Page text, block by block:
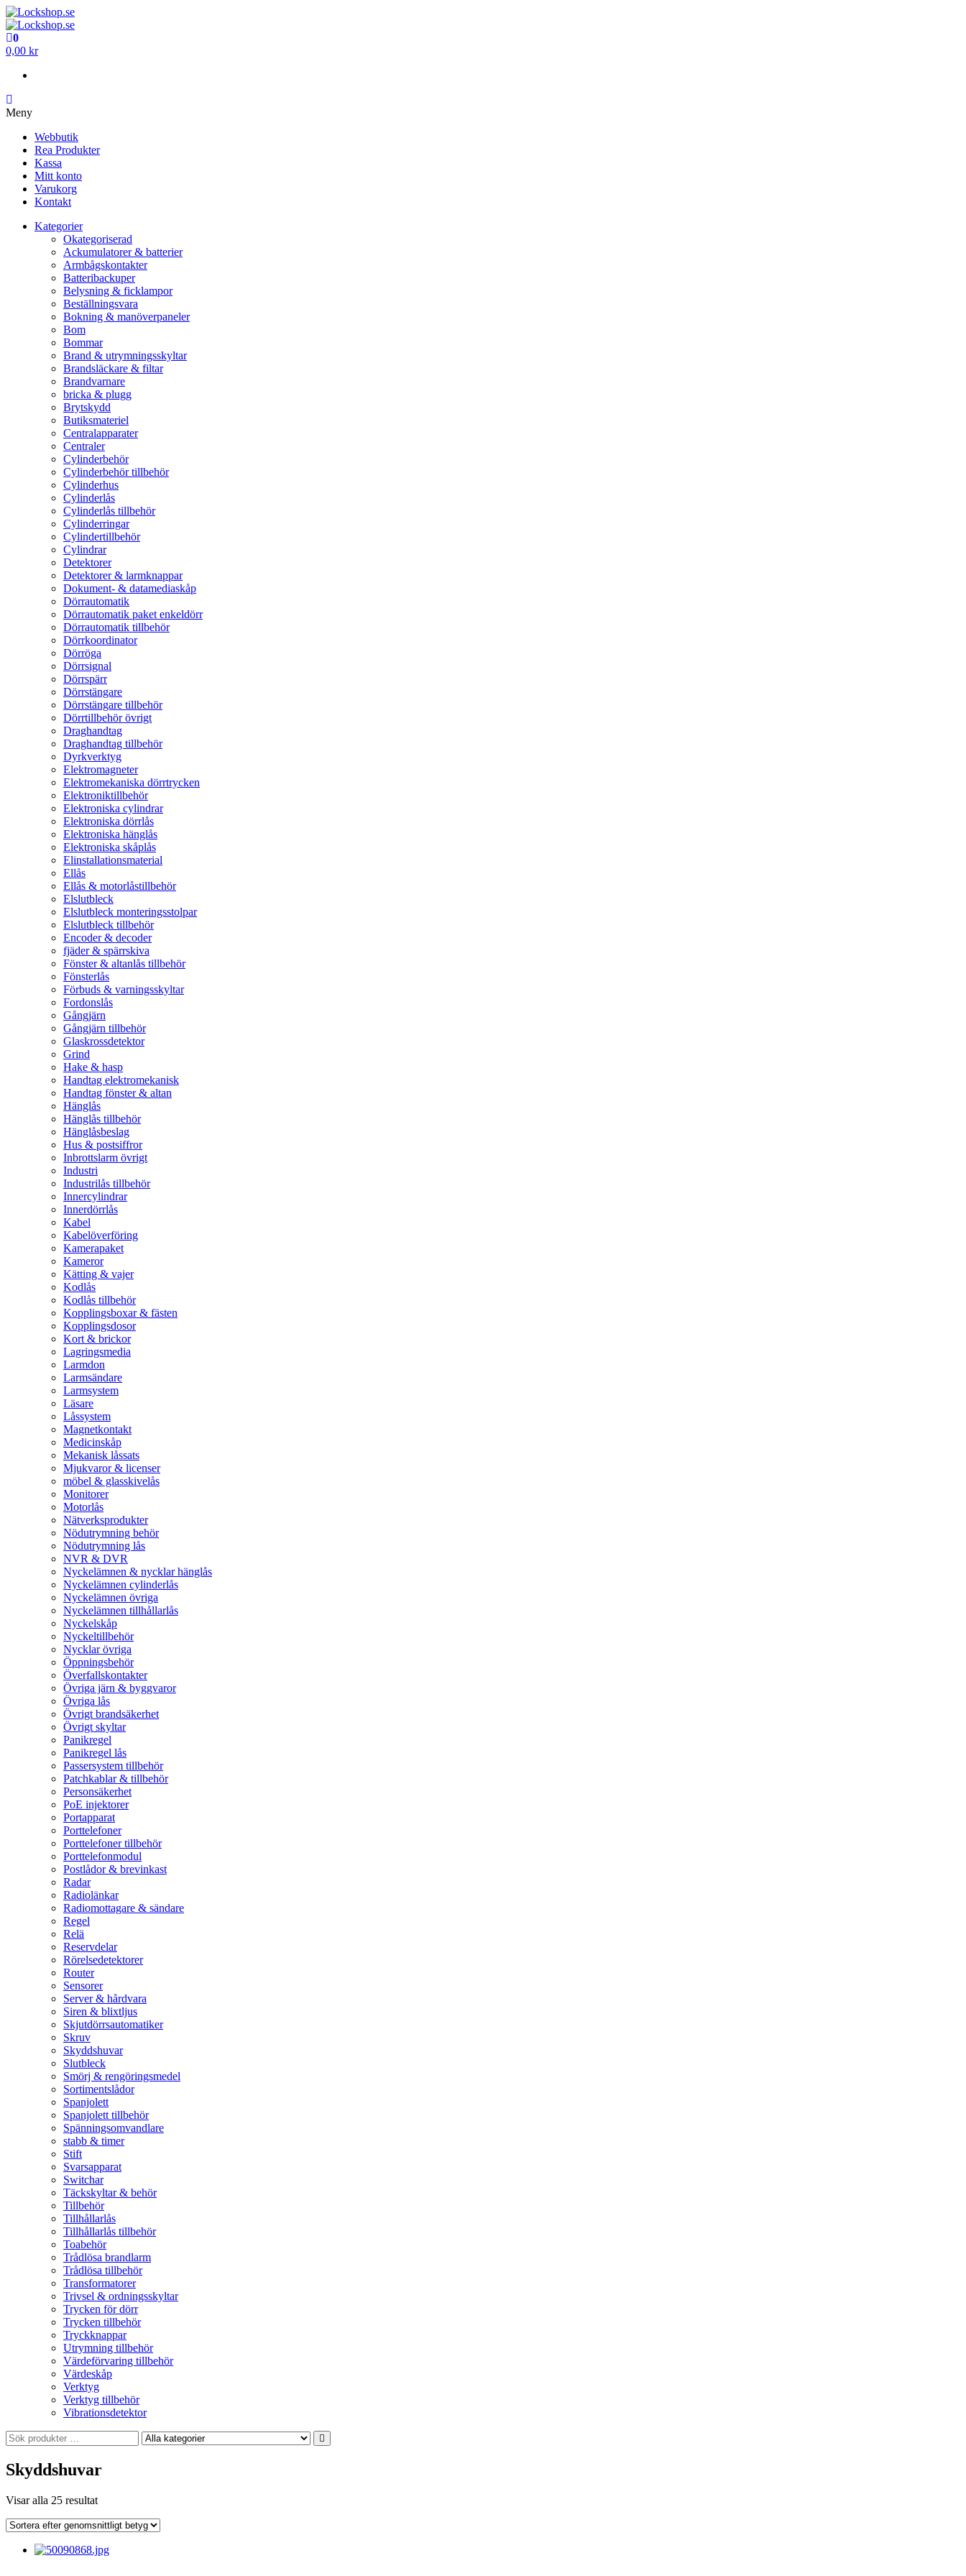
Hoppa
till
innehåll
Lockshop.se
Låsprodukter på nätet
Lockshop.se
Låsprodukter på nätet
0
0,00 kr
Meny
Webbutik
Rea Produkter
Kassa
Mitt konto
Varukorg
Kontakt
Kategorier
Okategoriserad
Ackumulatorer & batterier
Armbågskontakter
Batteribackuper
Belysning & ficklampor
Beställningsvara
Bokning & manöverpaneler
Bom
Bommar
Brand & utrymningsskyltar
Brandsläckare & filtar
Brandvarnare
bricka & plugg
Brytskydd
Butiksmateriel
Centralapparater
Centraler
Cylinderbehör
Cylinderbehör tillbehör
Cylinderhus
Cylinderlås
Cylinderlås tillbehör
Cylinderringar
Cylindertillbehör
Cylindrar
Detektorer
Detektorer & larmknappar
Dokument- & datamediaskåp
Dörrautomatik
Dörrautomatik paket enkeldörr
Dörrautomatik tillbehör
Dörrkoordinator
Dörröga
Dörrsignal
Dörrspärr
Dörrstängare
Dörrstängare tillbehör
Dörrtillbehör övrigt
Draghandtag
Draghandtag tillbehör
Dyrkverktyg
Elektromagneter
Elektromekaniska dörrtrycken
Elektroniktillbehör
Elektroniska cylindrar
Elektroniska dörrlås
Elektroniska hänglås
Elektroniska skåplås
Elinstallationsmaterial
Ellås
Ellås & motorlåstillbehör
Elslutbleck
Elslutbleck monteringsstolpar
Elslutbleck tillbehör
Encoder & decoder
fjäder & spärrskiva
Fönster & altanlås tillbehör
Fönsterlås
Förbuds & varningsskyltar
Fordonslås
Gångjärn
Gångjärn tillbehör
Glaskrossdetektor
Grind
Hake & hasp
Handtag elektromekanisk
Handtag fönster & altan
Hänglås
Hänglås tillbehör
Hänglåsbeslag
Hus & postsiffror
Inbrottslarm övrigt
Industri
Industrilås tillbehör
Innercylindrar
Innerdörrlås
Kabel
Kabelöverföring
Kamerapaket
Kameror
Kätting & vajer
Kodlås
Kodlås tillbehör
Kopplingsboxar & fästen
Kopplingsdosor
Kort & brickor
Lagringsmedia
Larmdon
Larmsändare
Larmsystem
Läsare
Låssystem
Magnetkontakt
Medicinskåp
Mekanisk låssats
Mjukvaror & licenser
möbel & glasskivelås
Monitorer
Motorlås
Nätverksprodukter
Nödutrymning behör
Nödutrymning lås
NVR & DVR
Nyckelämnen & nycklar hänglås
Nyckelämnen cylinderlås
Nyckelämnen övriga
Nyckelämnen tillhållarlås
Nyckelskåp
Nyckeltillbehör
Nycklar övriga
Öppningsbehör
Överfallskontakter
Övriga järn & byggvaror
Övriga lås
Övrigt brandsäkerhet
Övrigt skyltar
Panikregel
Panikregel lås
Passersystem tillbehör
Patchkablar & tillbehör
Personsäkerhet
PoE injektorer
Portapparat
Porttelefoner
Porttelefoner tillbehör
Porttelefonmodul
Postlådor & brevinkast
Radar
Radiolänkar
Radiomottagare & sändare
Regel
Relä
Reservdelar
Rörelsedetektorer
Router
Sensorer
Server & hårdvara
Siren & blixtljus
Skjutdörrsautomatiker
Skruv
Skyddshuvar
Slutbleck
Smörj & rengöringsmedel
Sortimentslådor
Spanjolett
Spanjolett tillbehör
Spänningsomvandlare
stabb & timer
Stift
Svarsapparat
Switchar
Täckskyltar & behör
Tillbehör
Tillhållarlås
Tillhållarlås tillbehör
Toabehör
Trådlösa brandlarm
Trådlösa tillbehör
Transformatorer
Trivsel & ordningsskyltar
Trycken för dörr
Trycken tillbehör
Tryckknappar
Utrymning tillbehör
Värdeförvaring tillbehör
Värdeskåp
Verktyg
Verktyg tillbehör
Vibrationsdetektor
Skyddshuvar
Visar alla 25 resultatSortera
genomsnittligt